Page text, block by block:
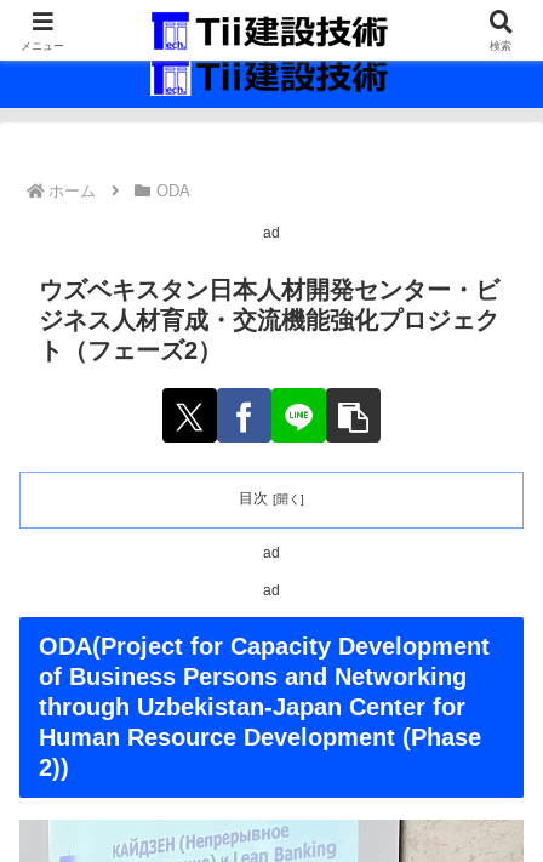
最新の建設技術の情報インフラ。
ホーム ODA
ad
ウズベキスタン日本人材開発センター・ビ
ジネス人材育成・交流機能強化プロジェク
ト（フェーズ2）
目次
ad
ad
ODA(Project for Capacity Development
of Business Persons and Networking
through Uzbekistan-Japan Center for
Human Resource Development (Phase
2))
メニュー 検索